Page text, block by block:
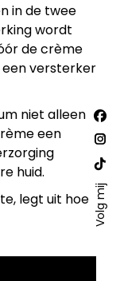
in de twee
wordt
de crème
versterker
niet alleen
een
huid.
legt uit hoe Volg mij
Vind
op:
in
in